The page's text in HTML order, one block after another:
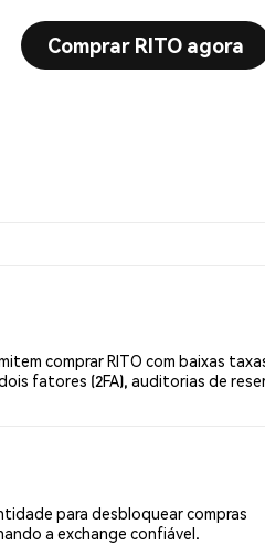
Comprar RITO agora
comprar RITO com baixas
fatores (2FA), auditorias de
para desbloquear compras
a exchange confiável.